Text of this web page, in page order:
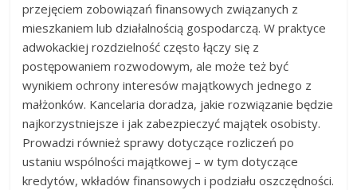
przejęciem zobowiązań finansowych związanych z
mieszkaniem lub działalnością gospodarczą. W praktyce
adwokackiej rozdzielność często łączy się z
postępowaniem rozwodowym, ale może też być
wynikiem ochrony interesów majątkowych jednego z
małżonków. Kancelaria doradza, jakie rozwiązanie będzie
najkorzystniejsze i jak zabezpieczyć majątek osobisty.
Prowadzi również sprawy dotyczące rozliczeń po
ustaniu wspólności majątkowej – w tym dotyczące
kredytów, wkładów finansowych i podziału oszczędności.